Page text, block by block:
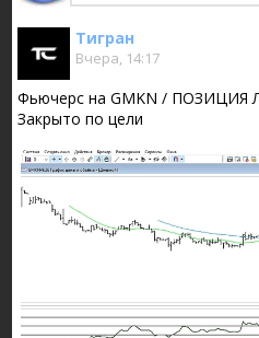
Тигран
Вчера, 14:17
Фьючерс на GMKN / ПОЗИЦИЯ
Закрыто по цели